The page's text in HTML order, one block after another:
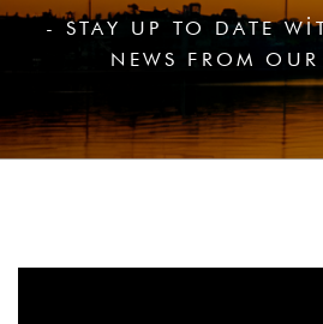
- STAY UP TO DATE
NEWS FROM